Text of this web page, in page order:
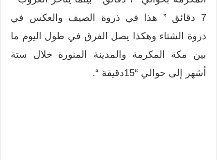
7 دقائق ” هذا في ذروة الصيف والعكس في
ذروة الشتاء وهكذا يصل الفرق في طول اليوم ما
بين مكة المكرمة والمدينة المنورة خلال ستة
أشهر إلى حوالي “15دقيقة “.